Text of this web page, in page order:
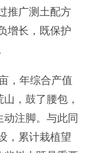
推广测土配方
增长，既保护
，年综合产值
，鼓了腰包，
动注脚。与此同
，累计栽植望